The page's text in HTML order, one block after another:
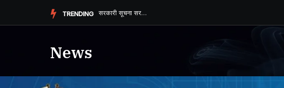
TRENDING सरकारी सूचना सरकारी सञ...
News